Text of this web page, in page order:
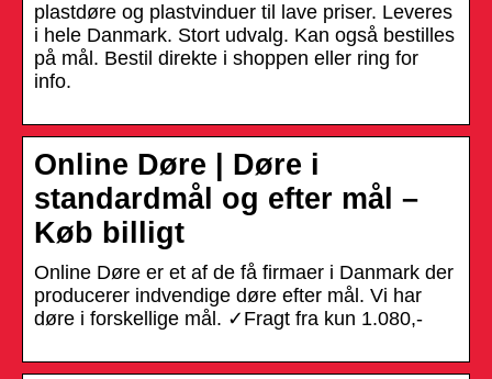
plastdøre og plastvinduer til lave priser. Leveres
i hele Danmark. Stort udvalg. Kan også bestilles
på mål. Bestil direkte i shoppen eller ring for
info.
Online Døre | Døre i
standardmål og efter mål –
Køb billigt
Online Døre er et af de få firmaer i Danmark der
producerer indvendige døre efter mål. Vi har
døre i forskellige mål. ✓Fragt fra kun 1.080,-